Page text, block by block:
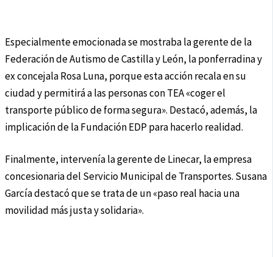
Especialmente emocionada se mostraba la gerente de la
Federación de Autismo de Castilla y León, la ponferradina y
ex concejala Rosa Luna, porque esta acción recala en su
ciudad y permitirá a las personas con TEA «coger el
transporte público de forma segura». Destacó, además, la
implicación de la Fundación EDP para hacerlo realidad.
Finalmente, intervenía la gerente de Linecar, la empresa
concesionaria del Servicio Municipal de Transportes. Susana
García destacó que se trata de un «paso real hacia una
movilidad más justa y solidaria».